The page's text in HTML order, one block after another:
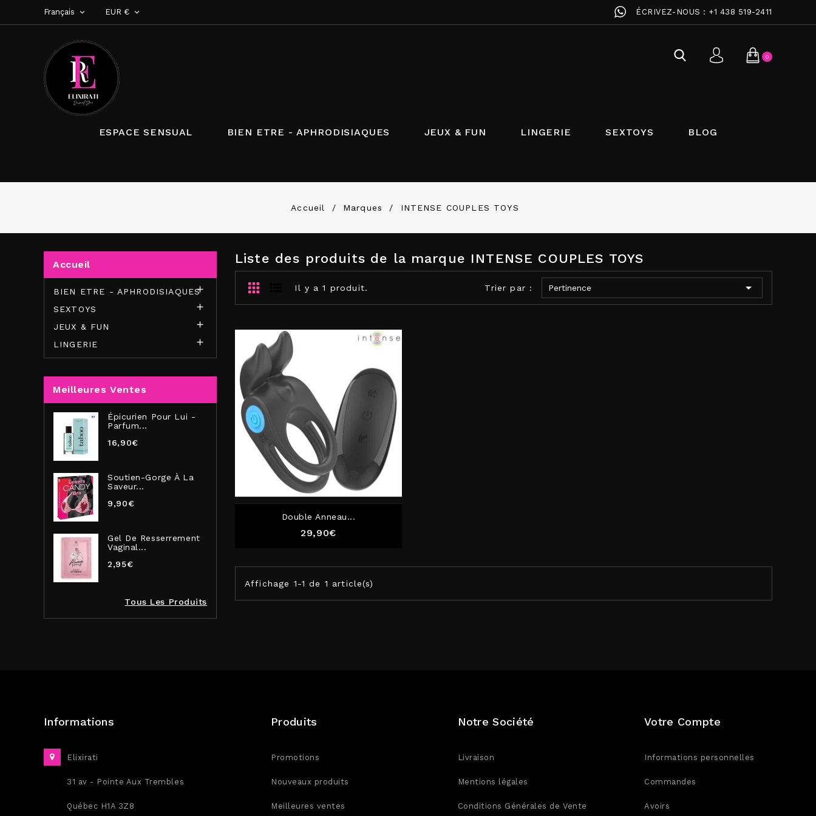
Français  EUR €  ÉCRIVEZ-NOUS : +1 438 519-2411
0
ESPACE SENSUAL BIEN ETRE - APHRODISIAQUES JEUX & FUN LINGERIE SEXTOYS BLOG
Accueil Marques INTENSE COUPLES TOYS
Accueil
BIEN ETRE - APHRODISIAQUES

SEXTOYS 
JEUX & FUN 
LINGERIE 
Meilleures Ventes
Épicurien Pour Lui -
Parfum...
16,90€
Soutien-Gorge À La
Saveur...
9,90€
Gel De Resserrement
Vaginal...
2,95€
Tous Les Produits
Liste des produits de la marque INTENSE COUPLES TOYS
Il y a 1 produit. Trier par : Pertinence 
Double Anneau...
29,90€Prix
Affichage 1-1 de 1 article(s)
Informations
Elixirati
31 av - Pointe Aux Trembles
Québec H1A 3Z8
Produits
Promotions
Nouveaux produits
Meilleures ventes
Notre Société
Livraison
Mentions légales
Conditions Générales de Vente
Votre Compte
Informations personnelles
Commandes
Avoirs